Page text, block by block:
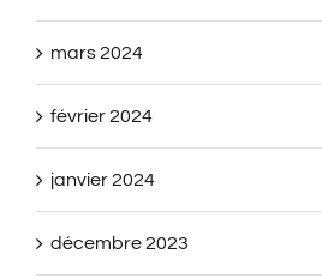
mars 2024
février 2024
janvier 2024
décembre 2023